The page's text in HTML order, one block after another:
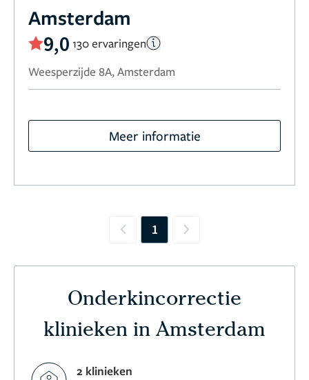
Amsterdam
9,0 130 ervaringen
Weesperzijde 8A, Amsterdam
Meer informatie
Previous
1 Next
Onderkincorrectie
klinieken in Amsterdam
2 klinieken